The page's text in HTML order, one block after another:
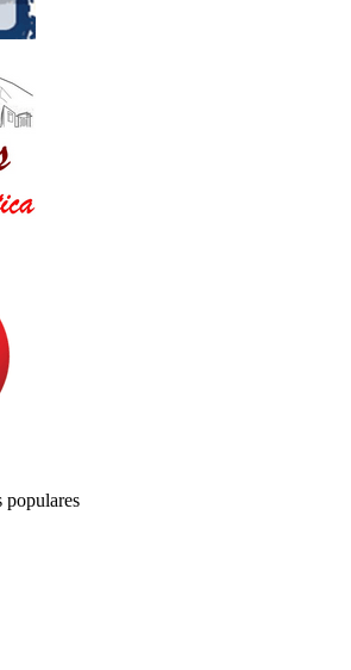
populares